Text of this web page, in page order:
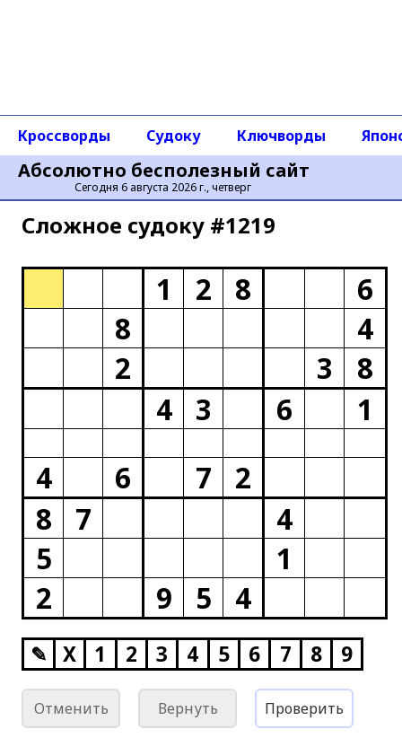
Абсолютно бесполезный сайт
Сегодня 6 августа 2026 г., четверг
Кроссворды Судоку Ключворды
Сложное cудоку #1219
1 2 8
6
8
4
2
3
8
4
3 6
1
4
6 7
2
8
7
4
5
1
2
9 5 4
✎ X 1 2 3 4 5 6 7 8 9
Отменить Вернуть Проверить